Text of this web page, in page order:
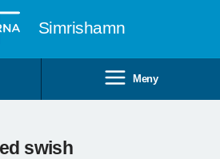
Simrishamn
Meny
swish